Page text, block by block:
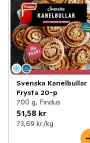
Svenska Kanelbullar
Frysta 20-p
700 g, Findus
51,58 kr
73,69 kr /kg